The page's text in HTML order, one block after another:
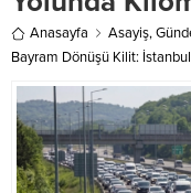
Anasayfa Asayiş,
Bayram Dönüşü Kilit: